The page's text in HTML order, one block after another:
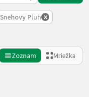
Snehovy Pluh x
Zoznam Mriežka